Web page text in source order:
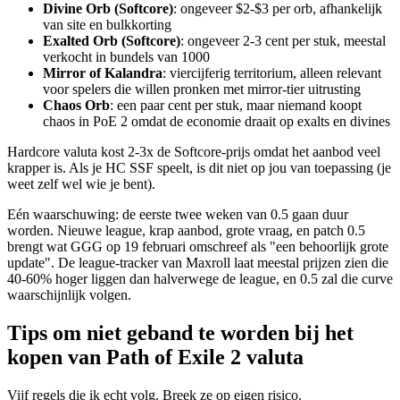
Divine Orb (Softcore): ongeveer $2-$3 per orb, afhankelijk
van site en bulkkorting
Exalted Orb (Softcore): ongeveer 2-3 cent per stuk, meestal
verkocht in bundels van 1000
Mirror of Kalandra: viercijferig territorium, alleen relevant
voor spelers die willen pronken met mirror-tier uitrusting
Chaos Orb: een paar cent per stuk, maar niemand koopt
chaos in PoE 2 omdat de economie draait op exalts en divines
Hardcore valuta kost 2-3x de Softcore-prijs omdat het aanbod veel
krapper is. Als je HC SSF speelt, is dit niet op jou van toepassing (je
weet zelf wel wie je bent).
Eén waarschuwing: de eerste twee weken van 0.5 gaan duur
worden. Nieuwe league, krap aanbod, grote vraag, en patch 0.5
brengt wat GGG op 19 februari omschreef als "een behoorlijk grote
update". De league-tracker van Maxroll laat meestal prijzen zien die
40-60% hoger liggen dan halverwege de league, en 0.5 zal die curve
waarschijnlijk volgen.
Tips om niet geband te worden bij het
kopen van Path of Exile 2 valuta
Vijf regels die ik echt volg. Breek ze op eigen risico.